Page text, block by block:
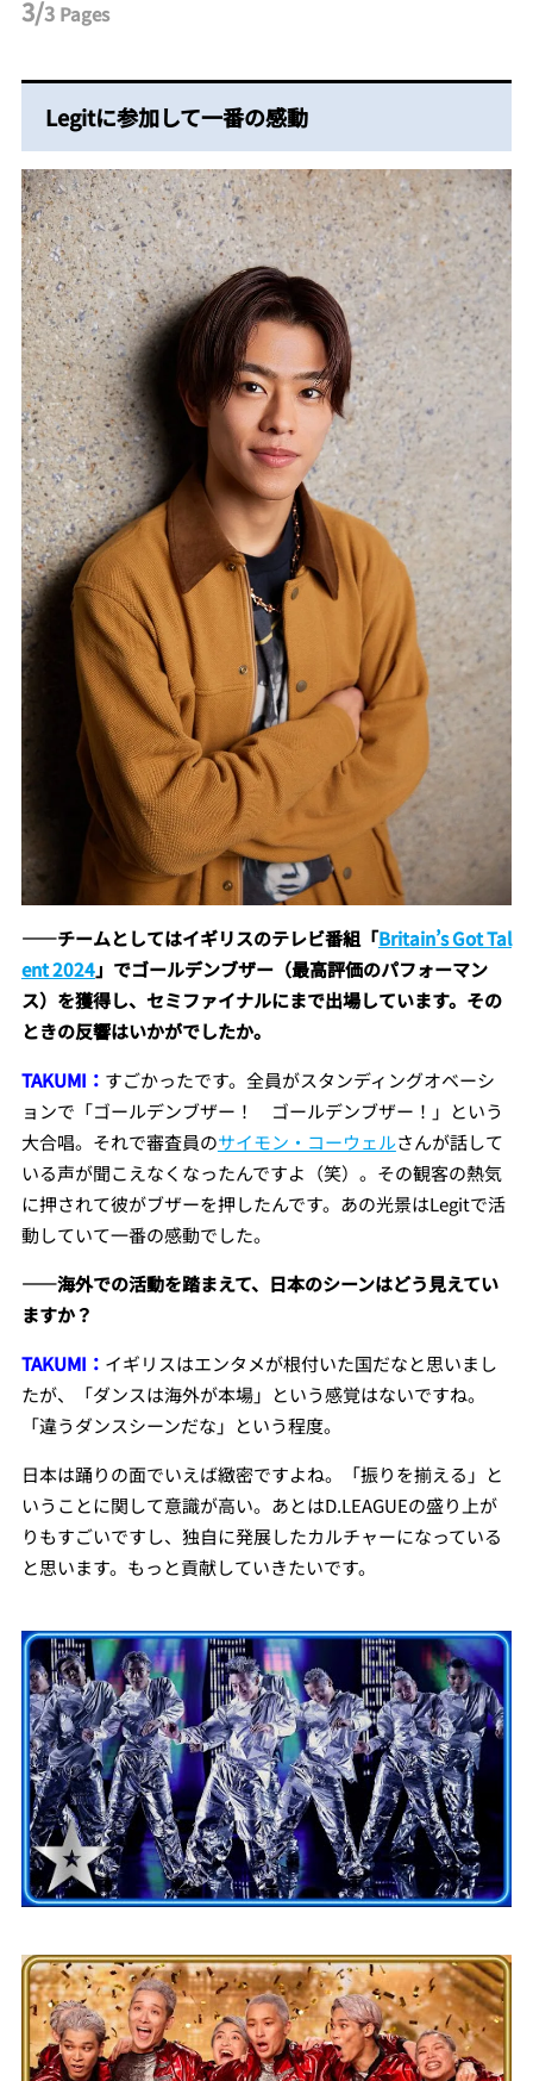
3/3 Pages
Legitに参加して一番の感動
――チームとしてはイギリスのテレビ番組「Britain’s Got Tal
ent 2024」でゴールデンブザー（最高評価のパフォーマン
ス）を獲得し、セミファイナルにまで出場しています。その
ときの反響はいかがでしたか。
TAKUMI： すごかったです。全員がスタンディングオベーシ
ョンで「ゴールデンブザー！ ゴールデンブザー！」という
大合唱。それで審査員のサイモン・コーウェルさんが話して
いる声が聞こえなくなったんですよ（笑）。その観客の熱気
に押されて彼がブザーを押したんです。あの光景はLegitで活
動していて一番の感動でした。
――海外での活動を踏まえて、日本のシーンはどう見えてい
ますか？
TAKUMI： イギリスはエンタメが根付いた国だなと思いまし
たが、「ダンスは海外が本場」という感覚はないですね。
「違うダンスシーンだな」という程度。
日本は踊りの面でいえば緻密ですよね。「振りを揃える」と
いうことに関して意識が高い。あとはD.LEAGUEの盛り上が
りもすごいですし、独自に発展したカルチャーになっている
と思います。もっと貢献していきたいです。